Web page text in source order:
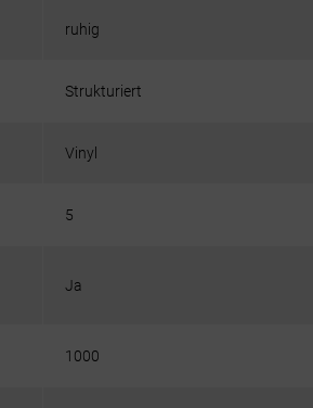
ruhig
Strukturiert
Vinyl
5
Ja
1000